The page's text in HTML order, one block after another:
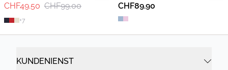
CHF49.50 CHF99.00
+7
CHF89.90
KUNDENIENST